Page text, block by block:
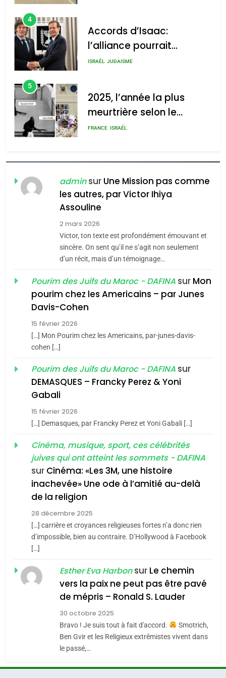
2025, l’année la plus
meurtrière selon le rapport
l’antisémitisme
admin 0
4
Accords d’Isaac:
l’alliance pourrait
s’étendre à 13 pays
ISRAÉL JUDAISME
5
2025, l’année la plus
meurtrière selon le
rapport d’ADL contre
FRANCE ISRAÉL
FIÈRE, DIGNE ET RÉSILIENTE :
POURQUOI JE REVENDIQUE
MA JUDAÏTE par Thérèse
Zrihen-Dvir
ISRAÉL JUDAISME
CE QUI NOUS MANQUE –
Jacques Hadida
JUDAISME
Maroc : Les amandes de
Tafraout, le miel de Tadla
du terroir
Oeil ravageur – Vanessa
De Loya Stauber
«Tu dis génocide, je dis
guerre»: La nouvelle
chanson de Boy George
ISRAÉL JUDAISME
Accords d’Isaac:
l’alliance pourrait
s’étendre à 13 pays
d’Amérique latine
ISRAÉL JUDAISME
2025, l’année la plus
meurtrière selon le
adminsur Une Mission pas comme
les autres, par Victor Ihiya
Assouline
2 mars 2026
Victor, ton texte est profondément émouvant et
sincère. On sent qu’il ne s’agit non seulement
d’un récit, mais d’un témoignage…
Pourim des Juifs du Maroc - DAFINA sur Mon
pourim chez les Americains – par Junes
Davis-Cohen
15 février 2026
[…] Mon Pourim chez les Americains, par-junes-davis-
cohen […]
Pourim des Juifs du Maroc - DAFINA sur
DEMASQUES – Francky Perez & Yoni
Gabali
15 février 2026
[…] Demasques, par Francky Perez et Yoni Gabali […]
Cinéma, musique, sport, ces célébrités
juives qui ont atteint les sommets - DAFINA
sur Cinéma: «Les 3M, une histoire
inachevée» Une ode à l’amitié au-delà
de la religion
28 décembre 2025
[…] carrière et croyances religieuses fortes n’a donc rien
d’impossible, bien au contraire. D’Hollywood à Facebook
[…]
Esther Eva Harbonsur Le chemin
vers la paix ne peut pas être pavé
de mépris – Ronald S. Lauder
30 octobre 2025
Bravo ! Je suis tout à fait d'accord.
Smotrich,
Ben Gvir et les Religieux extrêmistes vivent dans
le passé,…
meurtrière selon le rapport
l’antisémitisme
FIÈRE, DIGNE ET RÉSILIENTE :
POURQUOI JE REVENDIQUE
MA JUDAÏTE par Thérèse
Zrihen-Dvir
ISRAÉL
CE QUI NOUS MANQUE –
JUDAISME
Maroc : Les amandes de
Tafraout, le miel de Tadla
Azilal consacrés produits
du terroir
DAFINA MAROC
Oeil ravageur – Vanessa De